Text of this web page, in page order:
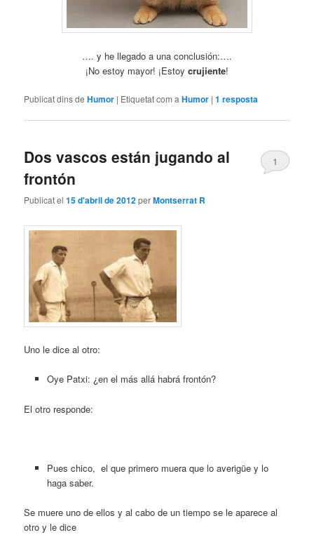
…. y he llegado a una conclusión:….
¡No estoy mayor! ¡Estoy crujiente!
Publicat dins de Humor | Etiquetat com a Humor |1 resposta
Dos vascos están jugando al
frontón
Publicat el15 d'abril de 2012perMontserrat R
1
Uno le dice al otro:
Oye Patxi: ¿en el más allá habrá frontón?
El otro responde:
Pues chico, el que primero muera que lo averigüe y lo
haga saber.
Se muere uno de ellos y al cabo de un tiempo se le aparece al
otro y le dice